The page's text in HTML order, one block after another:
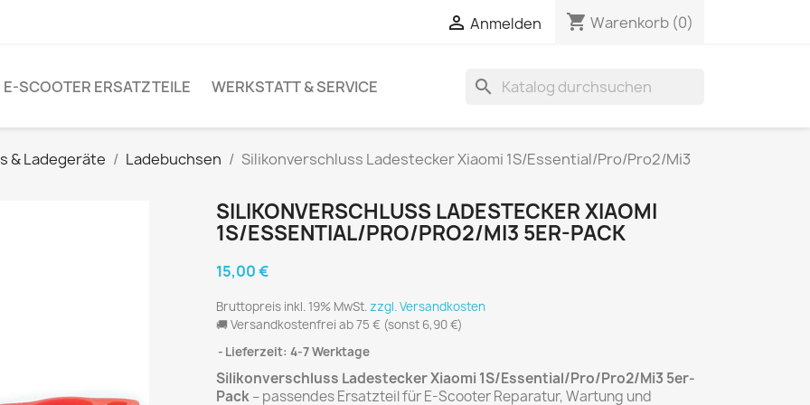
 Anmelden shopping_cart Warenkorb (0)
E-SCOOTER ERSATZTEILE WERKSTATT & SERVICE search
& Ladegeräte Ladebuchsen Silikonverschluss Ladestecker Xiaomi 1S/Essential/Pro/Pro2/Mi3
SILIKONVERSCHLUSS LADESTECKER XIAOMI
1S/ESSENTIAL/PRO/PRO2/MI3 5ER-PACK
15,00 €
Bruttopreis inkl. 19% MwSt. zzgl. Versandkosten
🚚 Versandkostenfrei ab 75 € (sonst 6,90 €)
Lieferzeit: 4-7 Werktage
Silikonverschluss Ladestecker Xiaomi 1S/Essential/Pro/Pro2/Mi3 5er-
Pack– passendes Ersatzteil für E-Scooter Reparatur, Wartung und